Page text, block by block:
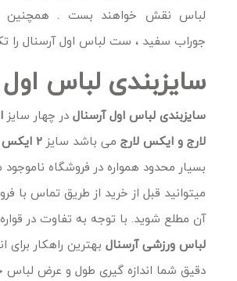
لباس نقش خواهند بست .
جوراب سفید ، ست لباس اول آرسنال را
سایزبندی لباس
سایزبندی لباس اول آرسنالدر چهار سایز
لارج و ایکس لارج می باشد سایز 2 ایکس
بسیار محدود همواره در فروشگاه
میتوانید قبل از خرید از طریق تماس با
آن مطلع شوید. با توجه به تفاوت در
لباس ورزشی آرسنال بهترین راهکار برای
دقیق شما اندازه گیری طول و عرض